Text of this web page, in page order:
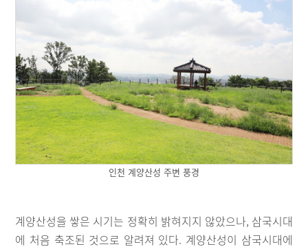
인천 계양산성 주변 풍경
계양산성을 쌓은 시기는 정확히 밝혀지지 않았으나, 삼국시대
에 처음 축조된 것으로 알려져 있다. 계양산성이 삼국시대에